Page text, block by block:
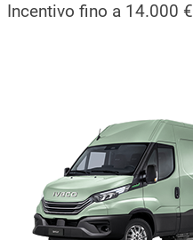
Incentivo fino a 14.000 €